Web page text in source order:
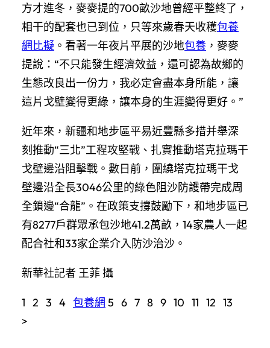
方才進冬，麥麥提的700畝沙地曾經平整終了，
相干的配套也已到位，只等來歲春天收穫包養
網比擬 。看著一年夜片平展的沙地包養 ，麥麥
提說：“不只能發生經濟效益，還可認為故鄉的
生態改良出一份力，我必定會盡本身所能，讓
這片戈壁變得更綠，讓本身的生涯變得更好。”
近年來，新疆和地步區平易近豐縣多措并舉深
刻推動“三北”工程攻堅戰、扎實推動塔克拉瑪干
戈壁邊沿阻擊戰。數日前，圍繞塔克拉瑪干戈
壁邊沿全長3046公里的綠色阻沙防護帶完成周
全鎖邊“合龍”。在政策支撐鼓勵下，和地步區已
有8277戶群眾承包沙地41.2萬畝，14家農人一起
配合社和33家企業介入防沙治沙。
新華社記者 王菲 攝
1 2 3 4 包養網 5 6 7 8 9 10 11 12 13
>